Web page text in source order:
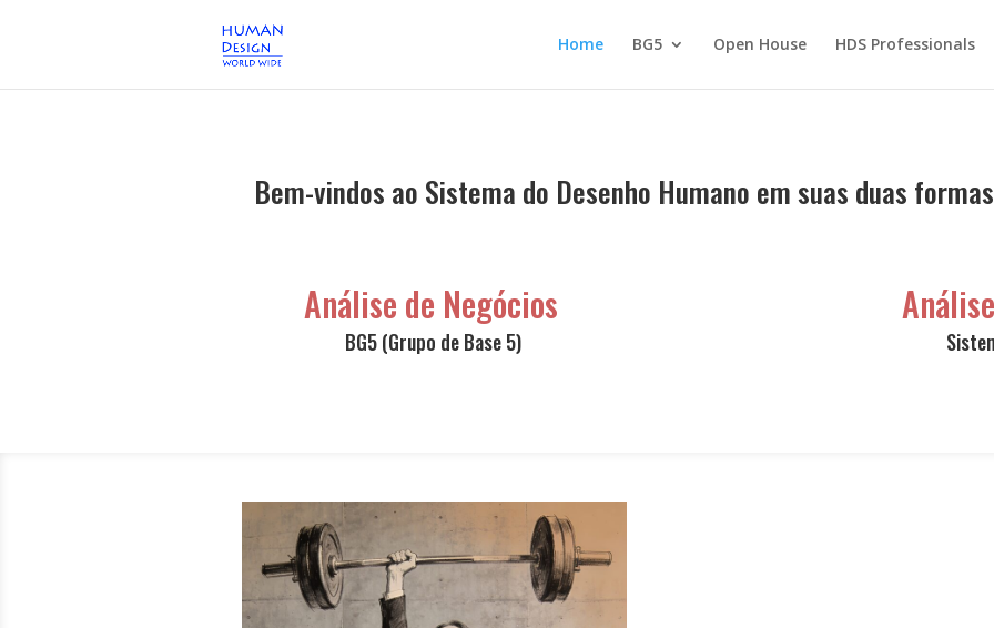
Home BG5 Open House HDS Professionals
Bem-vindos ao Sistema do Desenho Humano em suas duas
Análise de Negócios
BG5 (Grupo de Base 5)